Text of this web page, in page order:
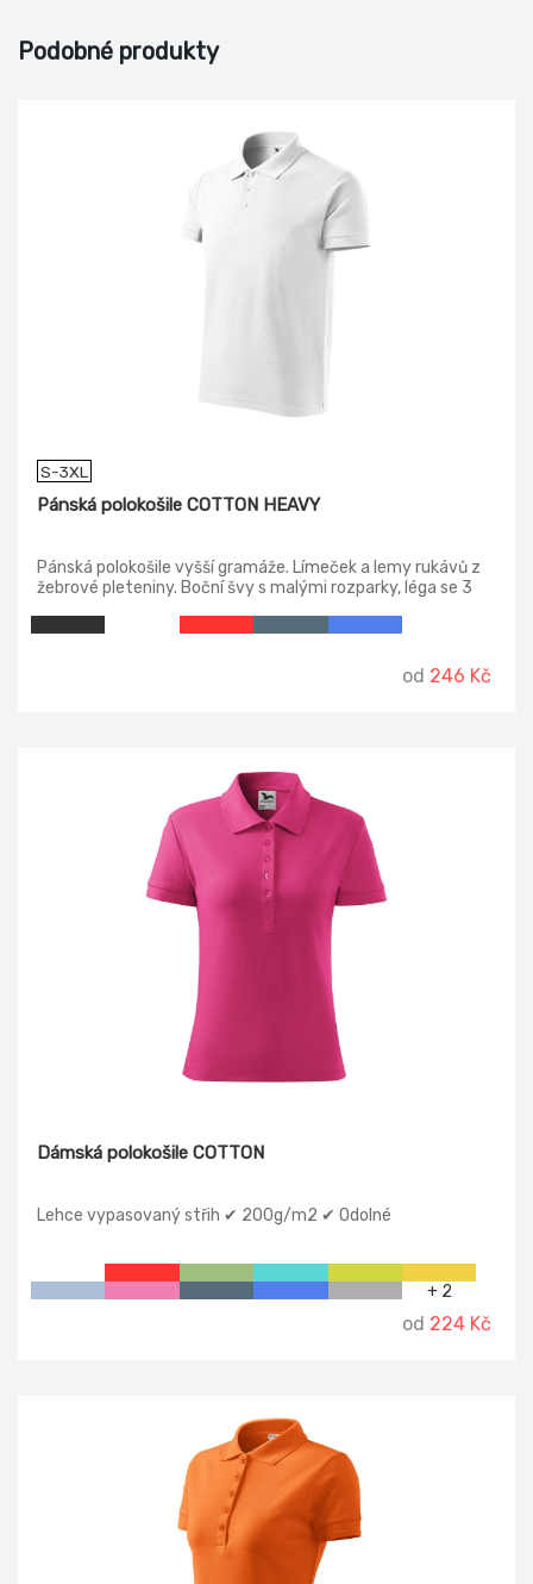
Podobné produkty
S-3XL
Pánská polokošile COTTON HEAVY
Pánská polokošile vyšší gramáže. Límeček a lemy rukávů z
žebrové pleteniny. Boční švy s malými rozparky, léga se 3
od 246 Kč
Dámská polokošile COTTON
Lehce vypasovaný střih ✔ 200g/m2 ✔ Odolné
+ 2
od 224 Kč